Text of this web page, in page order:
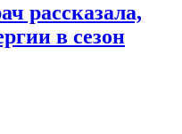
рассказала,
в сезон